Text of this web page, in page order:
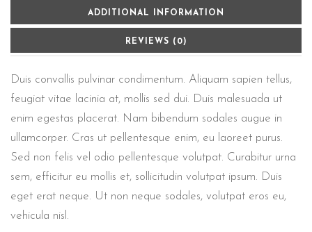
ADDITIONAL INFORMATION
REVIEWS (0)
Duis convallis pulvinar condimentum. Aliquam sapien tellus,
feugiat vitae lacinia at, mollis sed dui. Duis malesuada ut
enim egestas placerat. Nam bibendum sodales augue in
ullamcorper. Cras ut pellentesque enim, eu laoreet purus.
Sed non felis vel odio pellentesque volutpat. Curabitur urna
sem, efficitur eu mollis et, sollicitudin volutpat ipsum. Duis
eget erat neque. Ut non neque sodales, volutpat eros eu,
vehicula nisl.